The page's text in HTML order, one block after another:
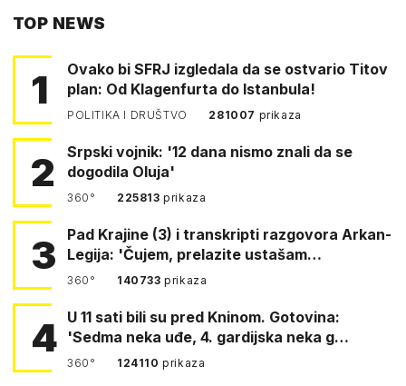
TOP NEWS
1
Ovako bi SFRJ izgledala da se ostvario Titov
plan: Od Klagenfurta do Istanbula!
POLITIKA I DRUŠTVO 281007 prikaza
2
Srpski vojnik: '12 dana nismo znali da se
dogodila Oluja'
360° 225813prikaza
3
Pad Krajine (3) i transkripti razgovora Arkan-
Legija: 'Čujem, prelazite ustašam…
360° 140733prikaza
4 U 11 sati bili su pred Kninom. Gotovina:
'Sedma neka uđe, 4. gardijska neka g…
360° 124110prikaza